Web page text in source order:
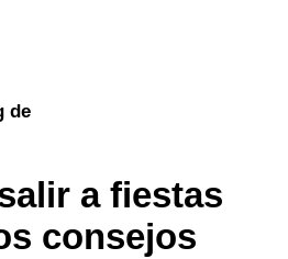
de
a fiestas
consejos